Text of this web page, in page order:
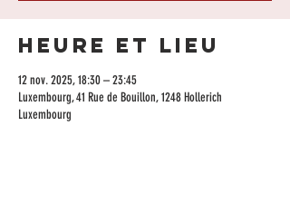
Heure et lieu
12 nov. 2025, 18:30 – 23:45
Luxembourg, 41 Rue de Bouillon, 1248 Hollerich
Luxembourg